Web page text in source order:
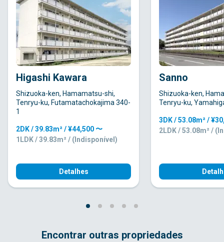
Higashi Kawara
Shizuoka-ken, Hamamatsu-shi,
Tenryu-ku, Futamatachokajima 340-
1
2DK / 39.83m² / ¥44,500 〜
1LDK / 39.83m² / (Indisponível)
Detalhes
Sanno
Shizuoka-ken,
Tenryu-ku,
3DK / 53.08m² /
2LDK / 53.08m² /
Encontrar outras propriedades